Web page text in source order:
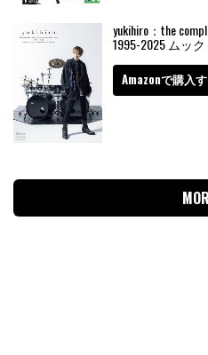
yukihiro：the
1995-2025 ムッ
Amazonで購入